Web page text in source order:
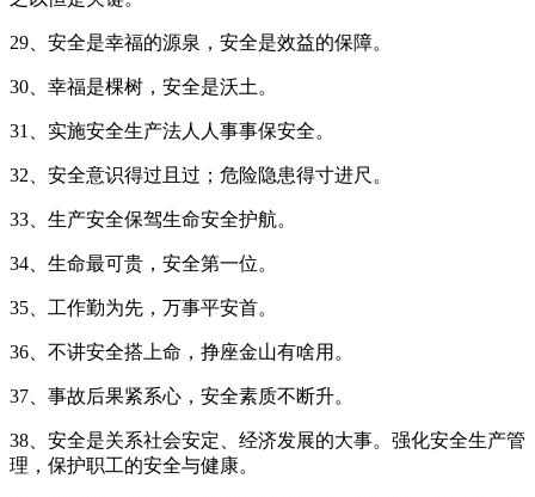
29、安全是幸福的源泉，安全是效益的保障。
30、幸福是棵树，安全是沃土。
31、实施安全生产法人人事事保安全。
32、安全意识得过且过；危险隐患得寸进尺。
33、生产安全保驾生命安全护航。
34、生命最可贵，安全第一位。
35、工作勤为先，万事平安首。
36、不讲安全搭上命，挣座金山有啥用。
37、事故后果紧系心，安全素质不断升。
38、安全是关系社会安定、经济发展的大事。强化安全生产管
理，保护职工的安全与健康。